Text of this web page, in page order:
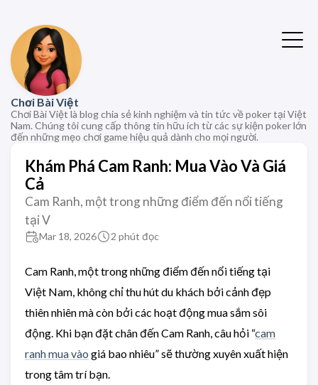
Chơi Bài Việt
Chơi Bài Việt là blog chia sẻ kinh nghiệm và tin tức về poker tại Việt
Nam. Chúng tôi cung cấp thông tin hữu ích từ các sự kiện poker lớn
đến những mẹo chơi game hiệu quả dành cho mọi người.
Khám Phá Cam Ranh: Mua Vào Và Giá
Cả
Cam Ranh, một trong những điểm đến nổi tiếng
tại V
Mar 18, 2026 2 phút đọc
Cam Ranh, một trong những điểm đến nổi tiếng tại
Việt Nam, không chỉ thu hút du khách bởi cảnh đẹp
thiên nhiên mà còn bởi các hoạt động mua sắm sôi
động. Khi bạn đặt chân đến Cam Ranh, câu hỏi “cam
ranh mua vào giá bao nhiêu” sẽ thường xuyên xuất hiện
trong tâm trí bạn.